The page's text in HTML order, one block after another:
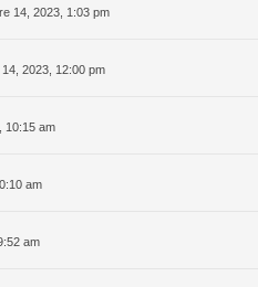
14, 2023, 1:03 pm
2023, 12:00 pm
10:15 am
am
am